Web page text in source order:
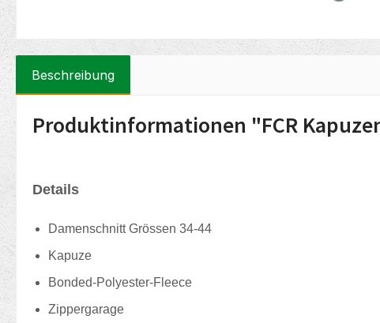
Beschreibung
Produktinformationen "FCR
Details
Damenschnitt Grössen 34-44
Kapuze
Bonded-Polyester-Fleece
Zippergarage